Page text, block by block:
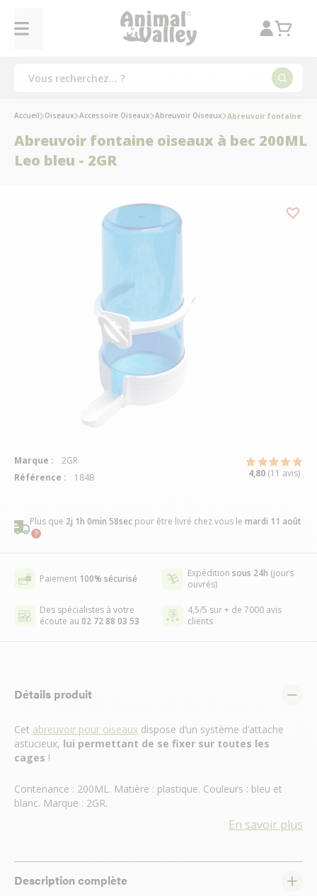
Plus que 2j 1h 0min 57sec pour être livré chez vous le mardi 11 août
Paiement 100% sécurisé Expédition sous 24h (jours
ouvrés)
Des spécialistes à votre
écoute au 02 72 88 03 53
4,5/5 sur + de 7000 avis
clients
Détails produit
Cet abreuvoir pour oiseaux dispose d’un système d’attache
astucieux, lui permettant de se fixer sur toutes les
cages !
Contenance : 200ML. Matière : plastique. Couleurs : bleu et
blanc. Marque : 2GR.
En savoir plus
Description complète
Accueil Oiseaux Accessoire Oiseaux Abreuvoir Oiseaux Abreuvoir fontaine
Abreuvoir fontaine oiseaux à bec 200ML
Leo bleu - 2GR
Marque :
2GR
Référence :
184B 4,80 (11 avis)